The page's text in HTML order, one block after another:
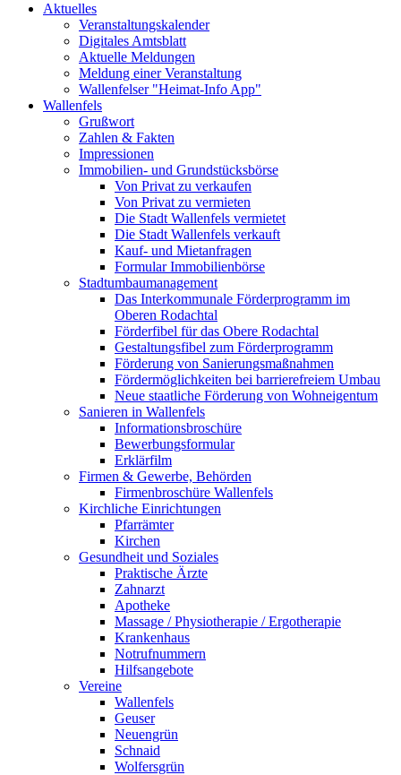
Aktuelles
Veranstaltungskalender
Digitales Amtsblatt
Aktuelle Meldungen
Meldung einer Veranstaltung
Wallenfelser "Heimat-Info App"
Wallenfels
Grußwort
Zahlen & Fakten
Impressionen
Immobilien- und Grundstücksbörse
Von Privat zu verkaufen
Von Privat zu vermieten
Die Stadt Wallenfels vermietet
Die Stadt Wallenfels verkauft
Kauf- und Mietanfragen
Formular Immobilienbörse
Stadtumbaumanagement
Das Interkommunale Förderprogramm im
Oberen Rodachtal
Förderfibel für das Obere Rodachtal
Gestaltungsfibel zum Förderprogramm
Förderung von Sanierungsmaßnahmen
Fördermöglichkeiten bei barrierefreiem Umbau
Neue staatliche Förderung von Wohneigentum
Sanieren in Wallenfels
Informationsbroschüre
Bewerbungsformular
Erklärfilm
Firmen & Gewerbe, Behörden
Firmenbroschüre Wallenfels
Kirchliche Einrichtungen
Pfarrämter
Kirchen
Gesundheit und Soziales
Praktische Ärzte
Zahnarzt
Apotheke
Massage / Physiotherapie / Ergotherapie
Krankenhaus
Notrufnummern
Hilfsangebote
Vereine
Wallenfels
Geuser
Neuengrün
Schnaid
Wolfersgrün